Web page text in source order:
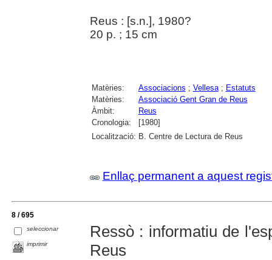
Reus : [s.n.], 1980?
20 p. ; 15 cm
Matèries: Associacions ; Vellesa; Estatuts
Matèries:
Associació Gent Gran de Reus
Àmbit:
Reus
Cronologia:
[1980]
Localització: B. Centre de Lectura de Reus
Enllaç permanent a aquest
8 / 695
seleccionar
imprimir
Ressò : informatiu de
Reus